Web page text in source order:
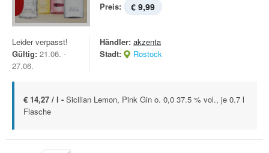
Preis: € 9,99
Leider verpasst!
Gültig: 21.06. -
27.06.
Händler: akzenta
Stadt:
Rostock
€ 14,27 / l - Sicilian Lemon, Pink Gin o. 0,0 37.5 % vol., je 0.7 l
Flasche